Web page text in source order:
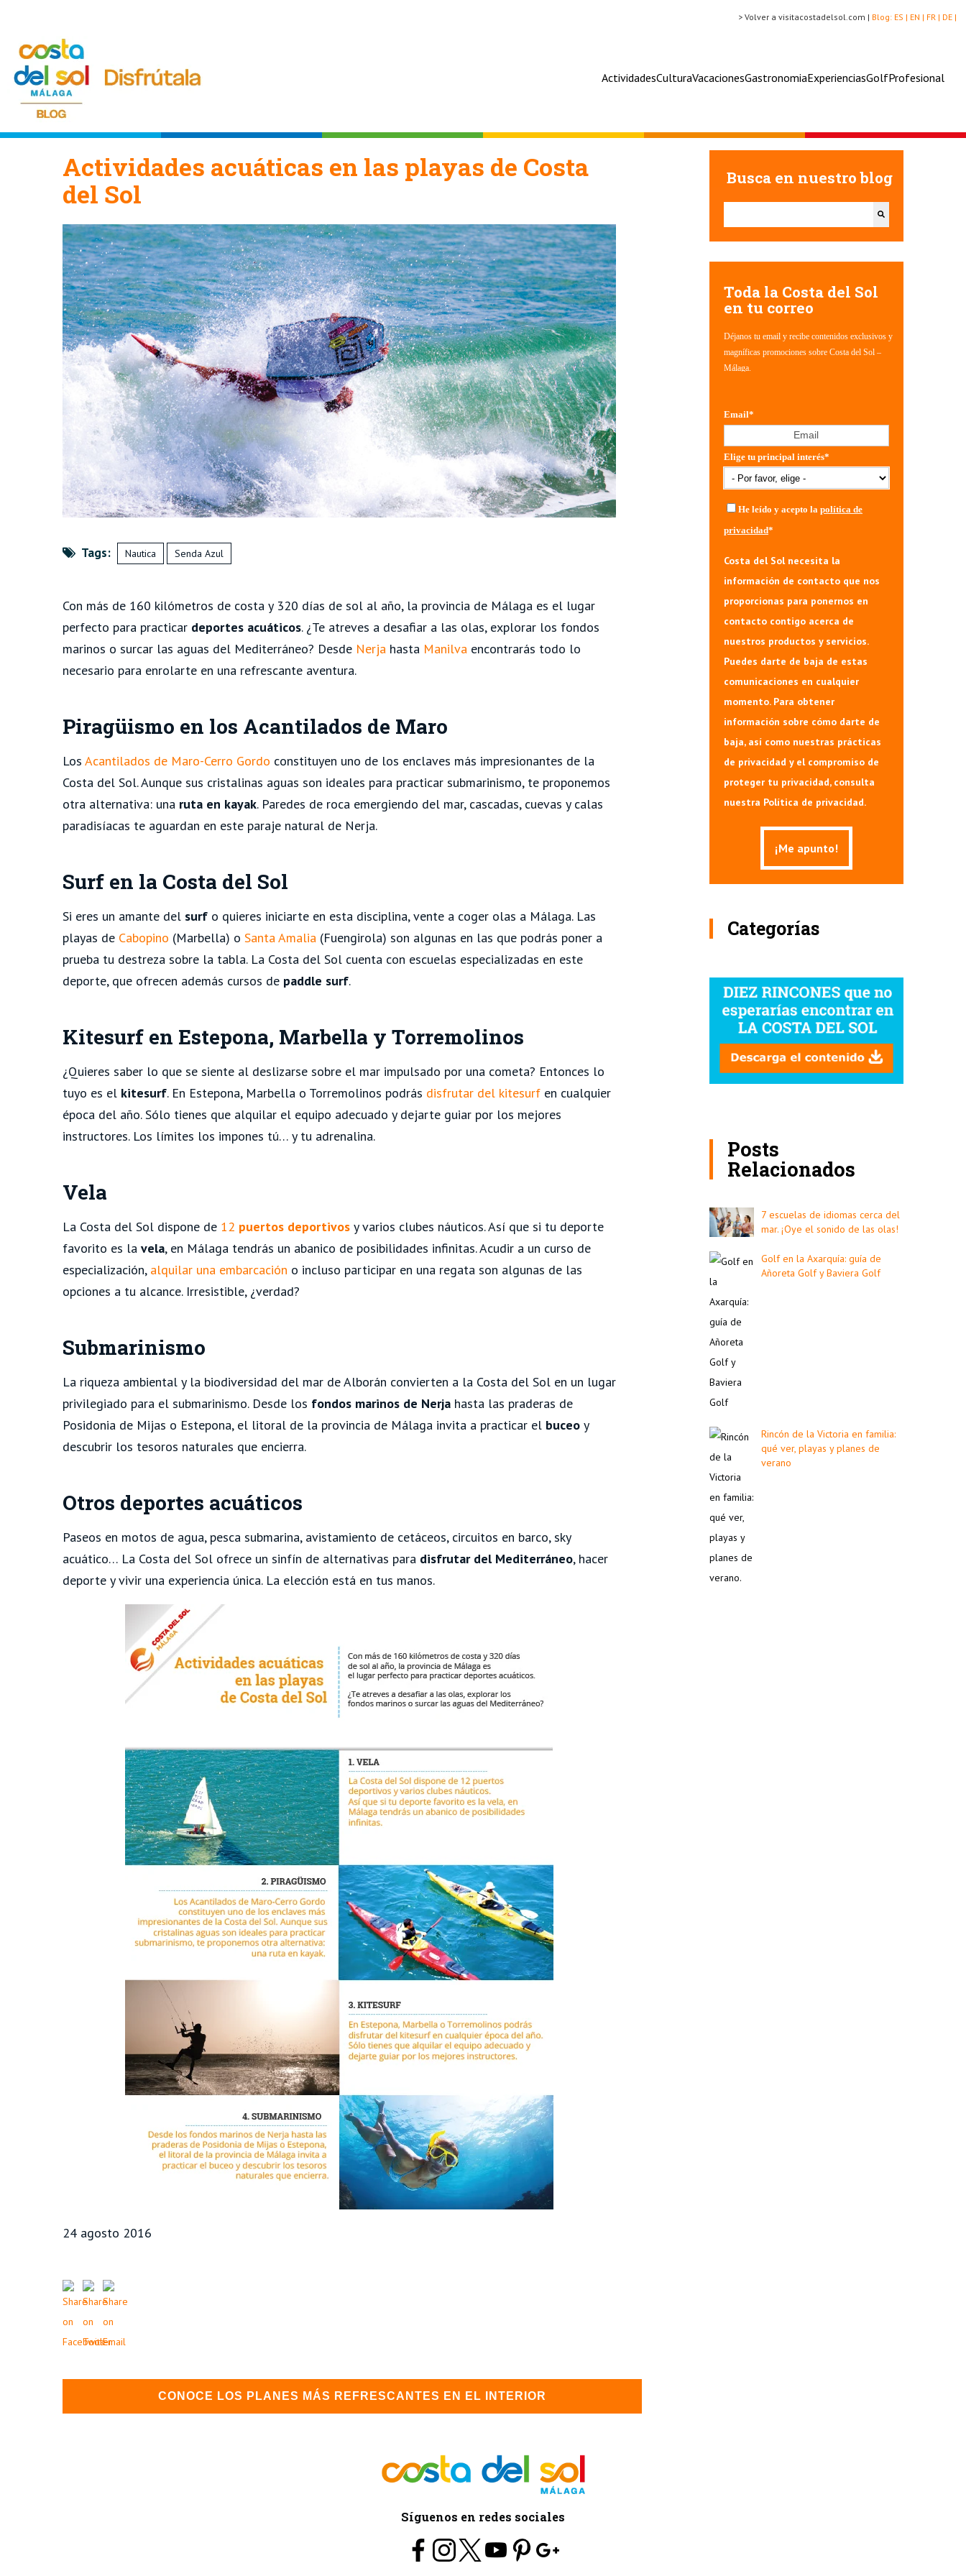
DE |
FR |
EN |
ES |
Blog:
> Volver a visitacostadelsol.com |
ActividadesCulturaVacacionesGastronomiaExperienciasGolfProfesional
Actividades acuáticas en las playas de Costa
del Sol
Tags: Nautica Senda Azul
Con más de 160 kilómetros de costa y 320 días de sol al año, la provincia de Málaga es el lugar
perfecto para practicar deportes acuáticos. ¿Te atreves a desafiar a las olas, explorar los fondos
marinos o surcar las aguas del Mediterráneo? Desde Nerja hasta Manilva encontrarás todo lo
necesario para enrolarte en una refrescante aventura.
Piragüismo en los Acantilados de Maro
Los Acantilados de Maro-Cerro Gordo constituyen uno de los enclaves más impresionantes de la
Costa del Sol. Aunque sus cristalinas aguas son ideales para practicar submarinismo, te proponemos
otra alternativa: una ruta en kayak. Paredes de roca emergiendo del mar, cascadas, cuevas y calas
paradisíacas te aguardan en este paraje natural de Nerja.
Surf en la Costa del Sol
Si eres un amante del surf o quieres iniciarte en esta disciplina, vente a coger olas a Málaga. Las
playas de Cabopino (Marbella) o Santa Amalia (Fuengirola) son algunas en las que podrás poner a
prueba tu destreza sobre la tabla. La Costa del Sol cuenta con escuelas especializadas en este
deporte, que ofrecen además cursos de paddle surf.
Kitesurf en Estepona, Marbella y Torremolinos
¿Quieres saber lo que se siente al deslizarse sobre el mar impulsado por una cometa? Entonces lo
tuyo es el kitesurf. En Estepona, Marbella o Torremolinos podrás disfrutar del kitesurf en cualquier
época del año. Sólo tienes que alquilar el equipo adecuado y dejarte guiar por los mejores
instructores. Los límites los impones tú… y tu adrenalina.
Vela
La Costa del Sol dispone de 12 puertos deportivos y varios clubes náuticos. Así que si tu deporte
favorito es la vela, en Málaga tendrás un abanico de posibilidades infinitas. Acudir a un curso de
especialización, alquilar una embarcación o incluso participar en una regata son algunas de las
opciones a tu alcance. Irresistible, ¿verdad?
Submarinismo
La riqueza ambiental y la biodiversidad del mar de Alborán convierten a la Costa del Sol en un lugar
privilegiado para el submarinismo. Desde los fondos marinos de Nerja hasta las praderas de
Posidonia de Mijas o Estepona, el litoral de la provincia de Málaga invita a practicar el buceo y
descubrir los tesoros naturales que encierra.
Otros deportes acuáticos
Paseos en motos de agua, pesca submarina, avistamiento de cetáceos, circuitos en barco, sky
acuático… La Costa del Sol ofrece un sinfín de alternativas para disfrutar del Mediterráneo, hacer
deporte y vivir una experiencia única. La elección está en tus manos.
24 agosto 2016
CONOCE LOS PLANES MÁS REFRESCANTES EN EL INTERIOR
Busca en nuestro blog
Esto es un campo de búsqueda con una función de
Toda la Costa del Sol
en tu correo
Déjanos tu email y recibe contenidos exclusivos y
magníficas promociones sobre Costa del Sol –
Málaga.
Email*
Elige tu principal interés*
He leído y acepto la política de
privacidad*
Costa del Sol necesita la
información de contacto que nos
proporcionas para ponernos en
contacto contigo acerca de
nuestros productos y servicios.
Puedes darte de baja de estas
comunicaciones en cualquier
momento. Para obtener
información sobre cómo darte de
baja, así como nuestras prácticas
de privacidad y el compromiso de
proteger tu privacidad, consulta
nuestra Política de privacidad.
Categorías
Posts
Relacionados
7 escuelas de idiomas cerca del
mar. ¡Oye el sonido de las olas!
Golf en la Axarquía: guía de
Añoreta Golf y Baviera Golf
Rincón de la Victoria en familia:
qué ver, playas y planes de
verano
Síguenos en redes sociales